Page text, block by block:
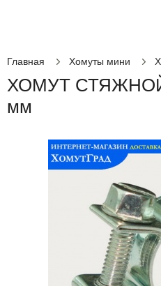
Главная Хомуты мини
ХОМУТ
мм